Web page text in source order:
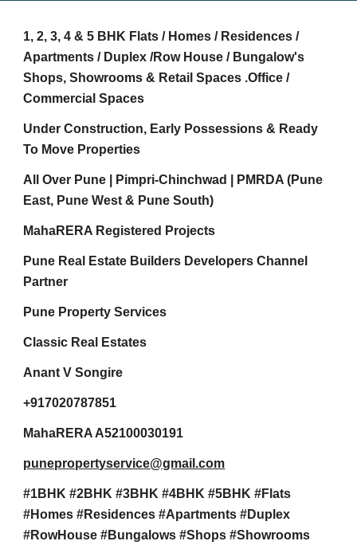
1, 2, 3, 4 & 5 BHK Flats / Homes / Residences /
Apartments / Duplex /Row House / Bungalow's
Shops, Showrooms & Retail Spaces .Office /
Commercial Spaces
Under Construction, Early Possessions & Ready
To Move Properties
All Over Pune | Pimpri-Chinchwad | PMRDA (Pune
East, Pune West & Pune South)
MahaRERA Registered Projects
Pune Real Estate Builders Developers Channel
Partner
Pune Property Services
Classic Real Estates
Anant V Songire
+917020787851
MahaRERA A52100030191
punepropertyservice@gmail.com
#1BHK #2BHK #3BHK #4BHK #5BHK #Flats
#Homes #Residences #Apartments #Duplex
#RowHouse #Bungalows #Shops #Showrooms